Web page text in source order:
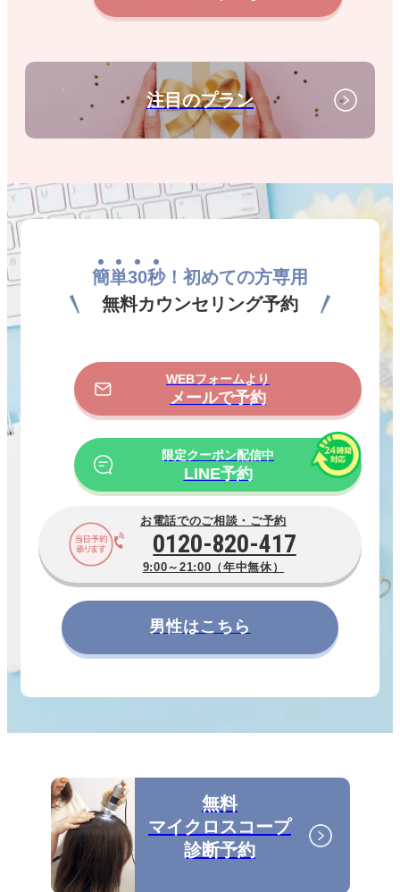
注目のプラン
簡単30秒！初めての方専用
無料カウンセリング予約
WEBフォームより
メールで予約
限定クーポン配信中
LINE予約
お電話でのご相談・ご予約
9:00～21:00（年中無休）
0120-820-417
男性はこちら
無料
マイクロスコープ
診断予約